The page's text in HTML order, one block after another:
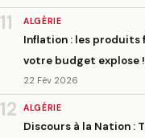
11 ALGÉRIE
Inflation : les produits
votre budget explose !
22 Fév 2026
12 ALGÉRIE
Discours à la Nation :